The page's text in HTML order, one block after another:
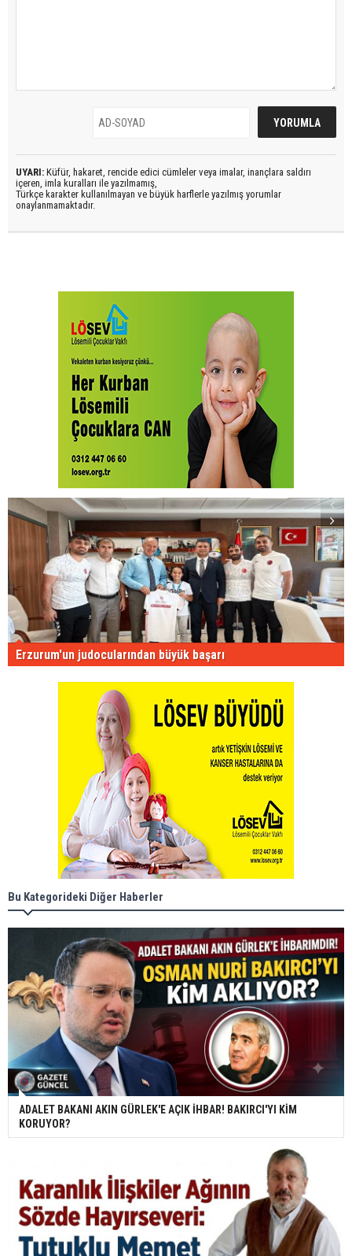
UYARI: Küfür, hakaret, rencide edici cümleler veya imalar, inançlara saldırı
içeren, imla kuralları ile yazılmamış,
Türkçe karakter kullanılmayan ve büyük harflerle yazılmış yorumlar
onaylanmamaktadır.
Erzurum'un judocularından büyük başarı
Bu Kategorideki Diğer Haberler
ADALET BAKANI AKIN GÜRLEK'E AÇIK İHBAR! BAKIRCI'YI KİM
KORUYOR?